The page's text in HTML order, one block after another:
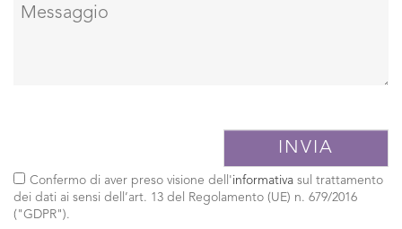
Confermo di aver preso visione dell'informativa sul trattamento
dei dati ai sensi dell’art. 13 del Regolamento (UE) n. 679/2016
("GDPR").